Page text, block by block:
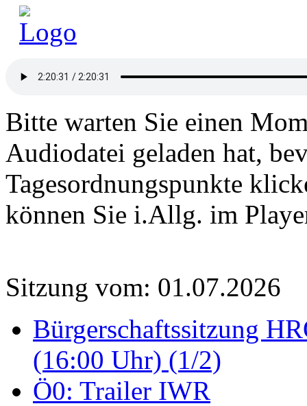
Bitte warten Sie einen
Audiodatei geladen hat,
Tagesordnungspunkte
können Sie i.Allg. im
Sitzung vom: 01.07.2026
Bürgerschaftssitzung
(16:00 Uhr) (1/2)
Ö0: Trailer IWR